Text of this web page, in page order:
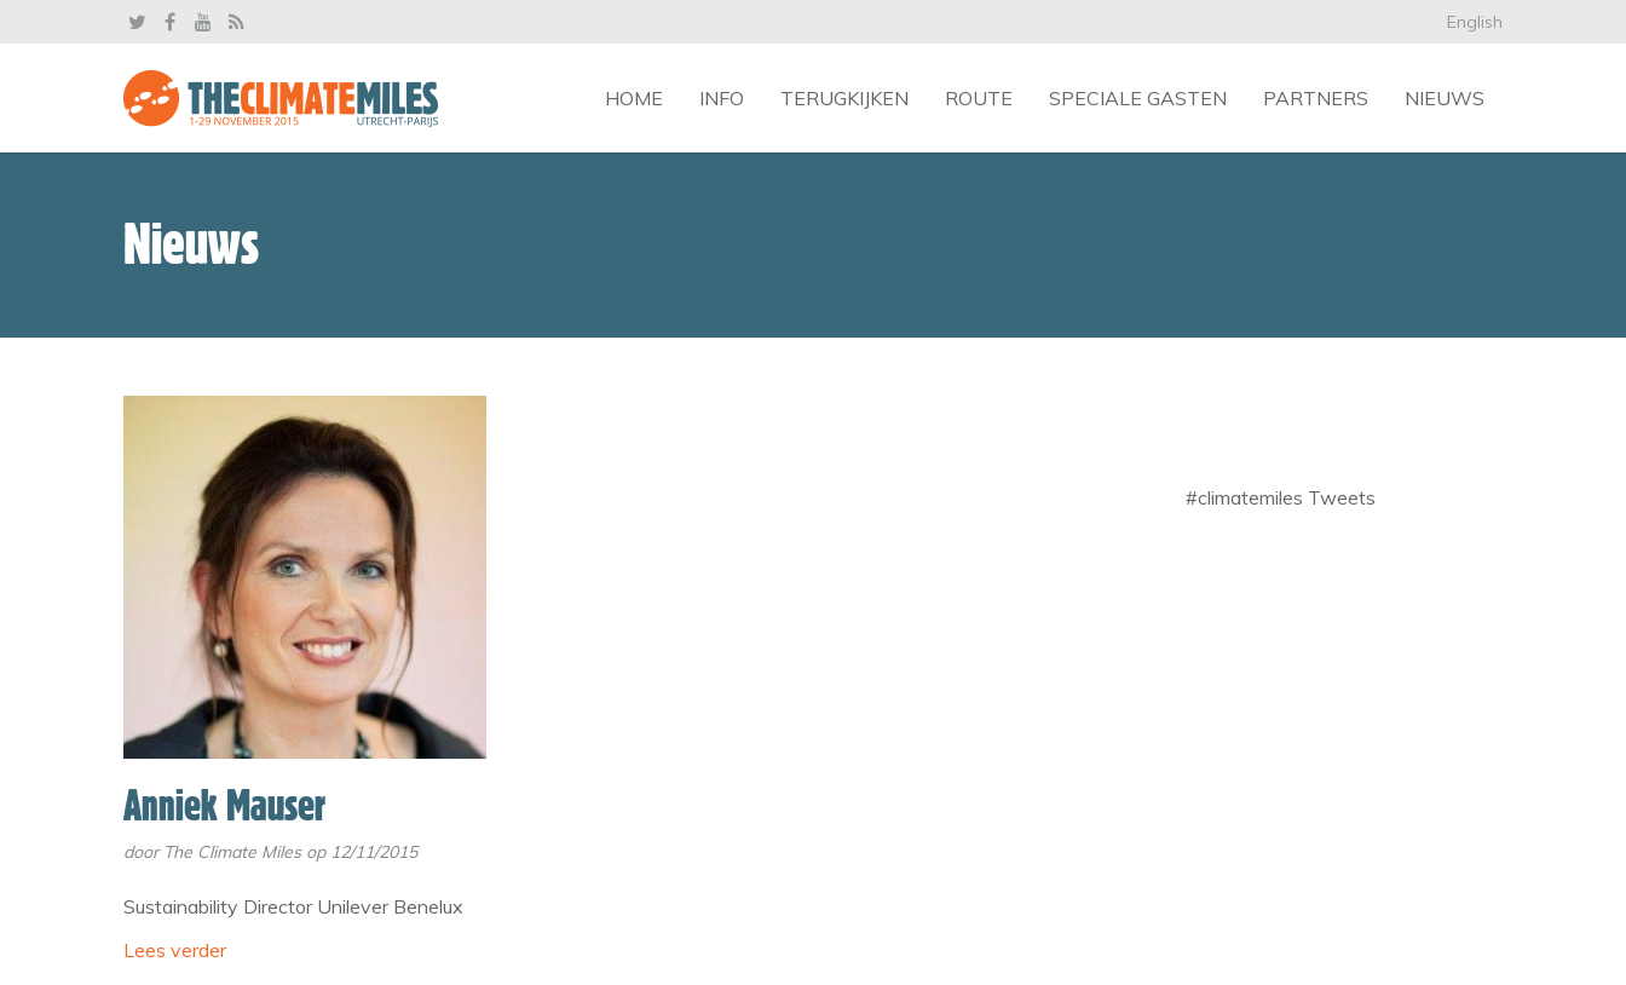
English
HOME INFO TERUGKIJKEN ROUTE SPECIALE GASTEN PARTNERS NIEUWS
Nieuws
Anniek Mauser
door The Climate Miles op 12/11/2015
Sustainability Director Unilever Benelux
Lees verder
#climatemiles Tweets